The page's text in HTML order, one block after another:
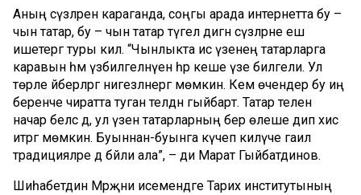
Аның сүзләренә караганда, соңгы арада интернетта бу –
чын татар, бу – чын татар түгел дигән сүзләрне еш
ишетергә туры килә. “Чынлыкта исә үзенең татарларга
каравын һәм үзбилгеләнүен һәр кеше үзе билгели. Ул
төрле әйберләргә нигезләнергә мөмкин. Кем өчендер бу иң
беренче чиратта туган телдән гыйбарәт. Татар телен
начар белсә дә, ул үзен татарларның бер өлеше дип хис
итәргә мөмкин. Буыннан-буынга күчеп килүче гаилә
традицияләре дә бәйли ала”, – ди Марат Гыйбатдинов.
Шиһабетдин Мәрҗәни исемендәге Тарих институтының